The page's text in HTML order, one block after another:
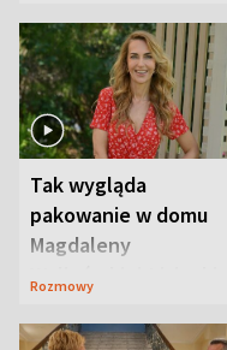
Tak wygląda
pakowanie w domu
Magdaleny
Waligórskiej-Lisieckiej.
Rozmowy